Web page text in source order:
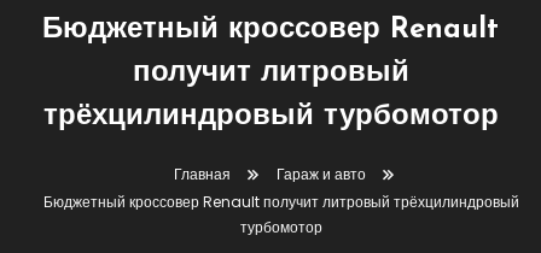
Бюджетный кроссовер Renault
получит литровый
трёхцилиндровый турбомотор
Главная
Гараж и авто
Бюджетный кроссовер Renault получит литровый трёхцилиндровый
турбомотор